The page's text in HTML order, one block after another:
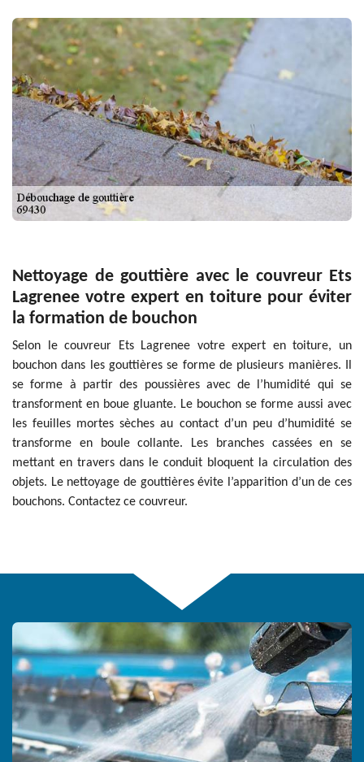
Nettoyage de gouttière avec le couvreur Ets
Lagrenee votre expert en toiture pour éviter
la formation de bouchon
Selon le couvreur Ets Lagrenee votre expert en toiture, un
bouchon dans les gouttières se forme de plusieurs manières. Il
se forme à partir des poussières avec de l’humidité qui se
transforment en boue gluante. Le bouchon se forme aussi avec
les feuilles mortes sèches au contact d’un peu d’humidité se
transforme en boule collante. Les branches cassées en se
mettant en travers dans le conduit bloquent la circulation des
objets. Le nettoyage de gouttières évite l’apparition d’un de ces
bouchons. Contactez ce couvreur.